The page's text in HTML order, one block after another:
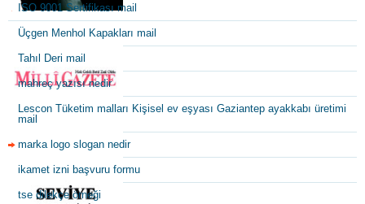
ISO 9001 Sertifikası mail
Üçgen Menhol Kapakları mail
Tahıl Deri mail
mahreç yazısı nedir
Lescon Tüketim malları Kişisel ev eşyası Gaziantep ayakkabı üretimi
mail
marka logo slogan nedir
ikamet izni başvuru formu
tse dilekçe örneği